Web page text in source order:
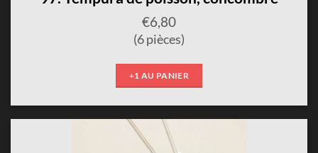
€6,80
(6 pièces)
+1 AU PANIER